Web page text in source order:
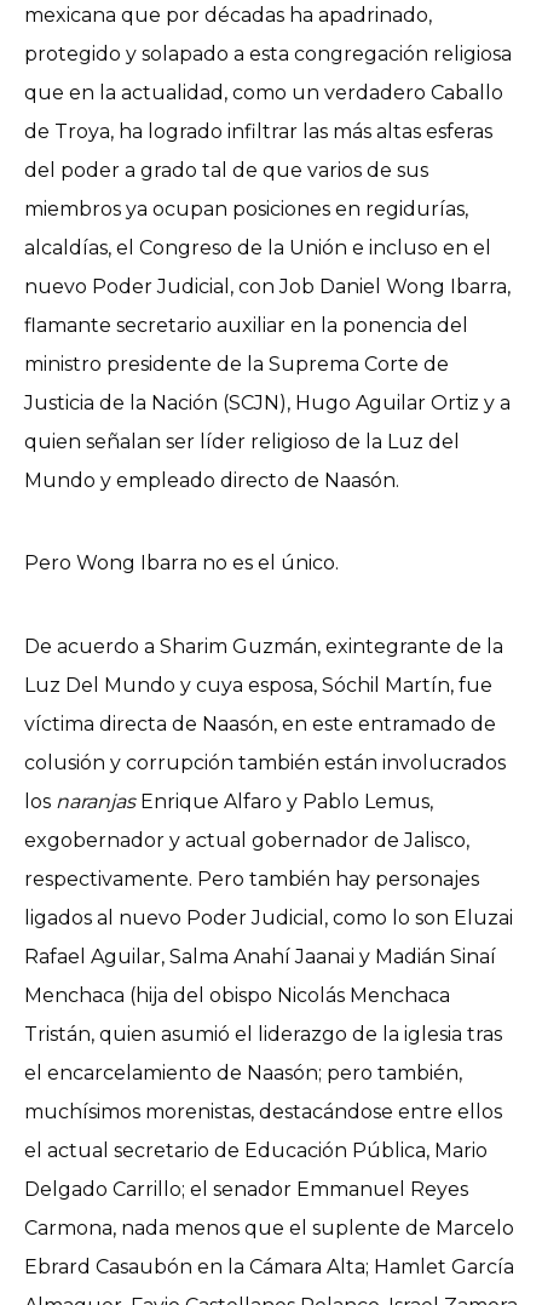
mexicana que por décadas ha apadrinado,
protegido y solapado a esta congregación religiosa
que en la actualidad, como un verdadero Caballo
de Troya, ha logrado infiltrar las más altas esferas
del poder a grado tal de que varios de sus
miembros ya ocupan posiciones en regidurías,
alcaldías, el Congreso de la Unión e incluso en el
nuevo Poder Judicial, con Job Daniel Wong Ibarra,
flamante secretario auxiliar en la ponencia del
ministro presidente de la Suprema Corte de
Justicia de la Nación (SCJN), Hugo Aguilar Ortiz y a
quien señalan ser líder religioso de la Luz del
Mundo y empleado directo de Naasón.
Pero Wong Ibarra no es el único.
De acuerdo a Sharim Guzmán, exintegrante de la
Luz Del Mundo y cuya esposa, Sóchil Martín, fue
víctima directa de Naasón, en este entramado de
colusión y corrupción también están involucrados
los naranjasEnrique Alfaro y Pablo Lemus,
exgobernador y actual gobernador de Jalisco,
respectivamente. Pero también hay personajes
ligados al nuevo Poder Judicial, como lo son Eluzai
Rafael Aguilar, Salma Anahí Jaanai y Madián Sinaí
Menchaca (hija del obispo Nicolás Menchaca
Tristán, quien asumió el liderazgo de la iglesia tras
el encarcelamiento de Naasón; pero también,
muchísimos morenistas, destacándose entre ellos
el actual secretario de Educación Pública, Mario
Delgado Carrillo; el senador Emmanuel Reyes
Carmona, nada menos que el suplente de Marcelo
Ebrard Casaubón en la Cámara Alta; Hamlet García